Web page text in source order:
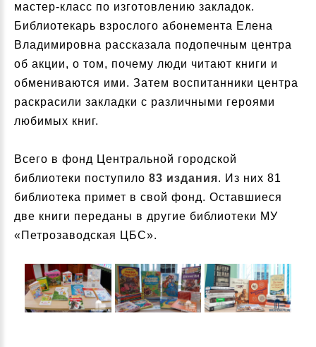
мастер-класс по изготовлению закладок.
Библиотекарь взрослого абонемента Елена
Владимировна рассказала подопечным центра
об акции, о том, почему люди читают книги и
обмениваются ими. Затем воспитанники центра
раскрасили закладки с различными героями
любимых книг.
Всего в фонд Центральной городской
библиотеки поступило 83 издания. Из них 81
библиотека примет в свой фонд. Оставшиеся
две книги переданы в другие библиотеки МУ
«Петрозаводская ЦБС».